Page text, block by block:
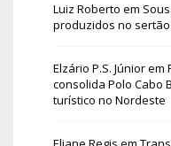
Luiz Roberto em
produzidos no
Elzário P.S. Júniorem
consolida Polo Cabo
turístico no Nordeste